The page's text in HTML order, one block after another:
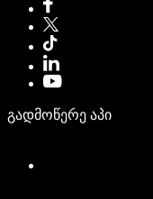
გადმოწერე აპი